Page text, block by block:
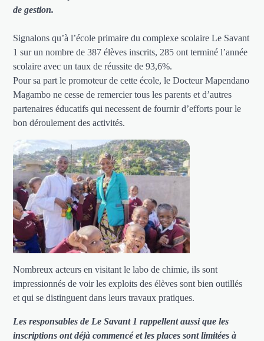
de gestion.
Signalons qu’à l’école primaire du complexe scolaire Le Savant
1 sur un nombre de 387 élèves inscrits, 285 ont terminé l’année
scolaire avec un taux de réussite de 93,6%.
Pour sa part le promoteur de cette école, le Docteur Mapendano
Magambo ne cesse de remercier tous les parents et d’autres
partenaires éducatifs qui necessent de fournir d’efforts pour le
bon déroulement des activités.
Nombreux acteurs en visitant le labo de chimie, ils sont
impressionnés de voir les exploits des élèves sont bien outillés
et qui se distinguent dans leurs travaux pratiques.
Les responsables de Le Savant 1 rappellent aussi que les
inscriptions ont déjà commencé et les places sont limitées à